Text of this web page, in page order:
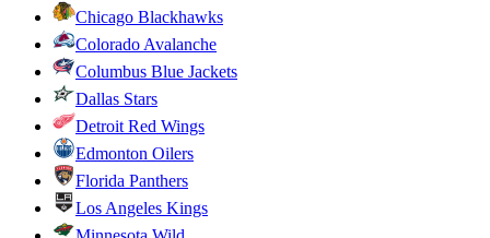
Chicago Blackhawks
Colorado Avalanche
Columbus Blue Jackets
Dallas Stars
Detroit Red Wings
Edmonton Oilers
Florida Panthers
Los Angeles Kings